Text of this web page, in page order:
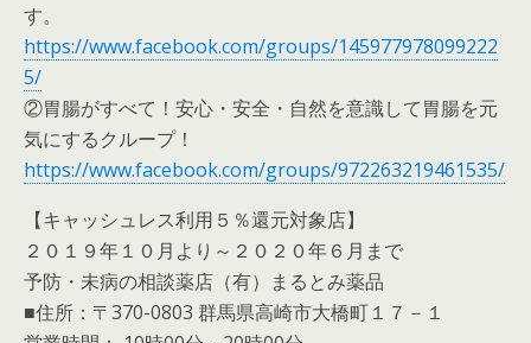
す。
https://www.facebook.com/groups/145977978099222
5/
②胃腸がすべて！安心・安全・自然を意識して胃腸を元
気にするクループ！
https://www.facebook.com/groups/972263219461535/
【キャッシュレス利用５％還元対象店】
２０１９年１０月より～２０２０年６月まで
予防・未病の相談薬店（有）まるとみ薬品
■住所：〒370-0803 群馬県高崎市大橋町１７－１